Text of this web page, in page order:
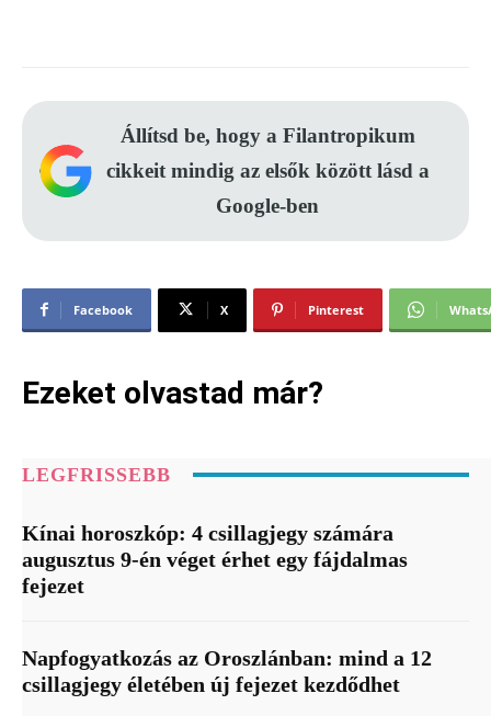
Állítsd be, hogy a Filantropikum
cikkeit mindig az elsők között lásd a
Google-ben
Facebook X Pinterest
Ezeket olvastad már?
LEGFRISSEBB
Kínai horoszkóp: 4 csillagjegy számára
augusztus 9-én véget érhet egy fájdalmas
fejezet
Napfogyatkozás az Oroszlánban: mind a 12
csillagjegy életében új fejezet kezdődhet